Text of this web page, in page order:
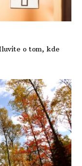
o tom, kde